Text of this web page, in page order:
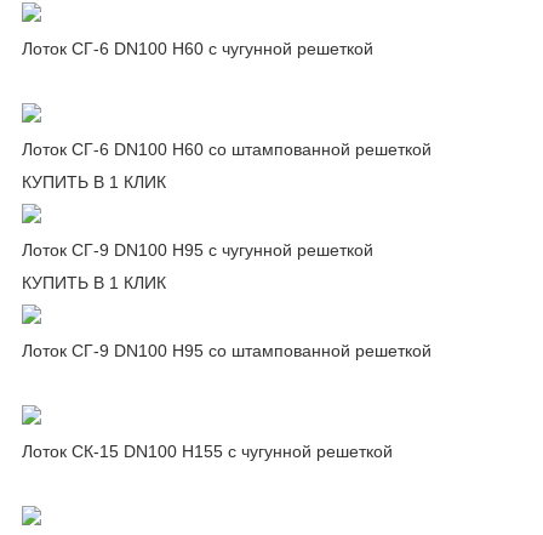
Лоток СГ-6 DN100 H60 с чугунной решеткой
Лоток СГ-6 DN100 H60 со штампованной решеткой
КУПИТЬ В 1 КЛИК
Лоток СГ-9 DN100 H95 с чугунной решеткой
КУПИТЬ В 1 КЛИК
Лоток СГ-9 DN100 H95 со штампованной решеткой
Лоток СК-15 DN100 H155 с чугунной решеткой